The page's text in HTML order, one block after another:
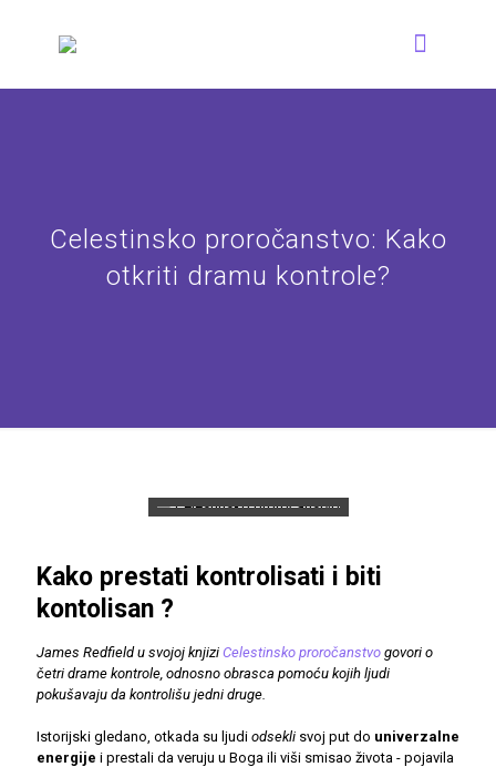
Celestinsko proročanstvo: Kako
otkriti dramu kontrole?
Kako prestati kontrolisati i biti
kontolisan ?
James Redfield u svojoj knjizi Celestinsko proročanstvo govori o
četri drame kontrole, odnosno obrasca pomoću kojih ljudi
pokušavaju da kontrolišu jedni druge.
Istorijski gledano, otkada su ljudi odsekli svoj put do univerzalne
energije i prestali da veruju u Boga ili viši smisao života - pojavila